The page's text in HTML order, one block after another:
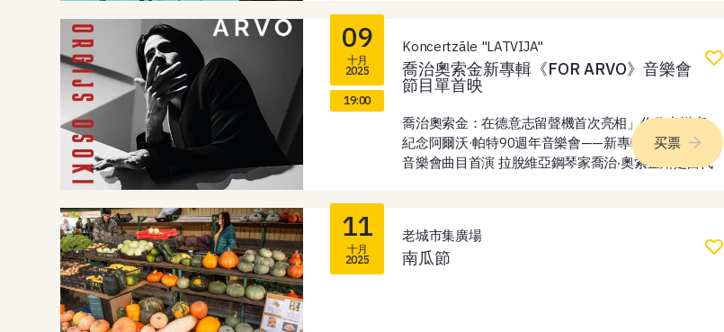
體「Maģie suiti」歡快而洪亮的成員將負責營造歡樂的
氛圍。白天，將舉辦各種趣味十足的任務和比賽，以及
傳統的魚市拍賣會。此外，活動也為兒童安排了精彩的
活動——創意工作坊、製作氣球人偶和製作棉花糖。特
別來賓Žoržs Siksna將在活動結束時獻藝。本次活動免
費入場。
09
十月
2025
19:00
Koncertzāle "LATVIJA"
喬治奧索金新專輯《FOR ARVO》音樂會
節目單首映
喬治奧索金：在德意志留聲機首次亮相」作為音樂家。
紀念阿爾沃·帕特90週年音樂會——新專輯《致阿爾沃》
音樂會曲目首演 拉脫維亞鋼琴家喬治‧奧索金斯是當代
的 奧索金斯個性鮮明，在古典音樂和當代曲目中都游刃
有餘。他曾在歐洲、美洲和亞洲的頂級舞台上演出，並
买票
11
十月
2025
老城市集廣場
南瓜節